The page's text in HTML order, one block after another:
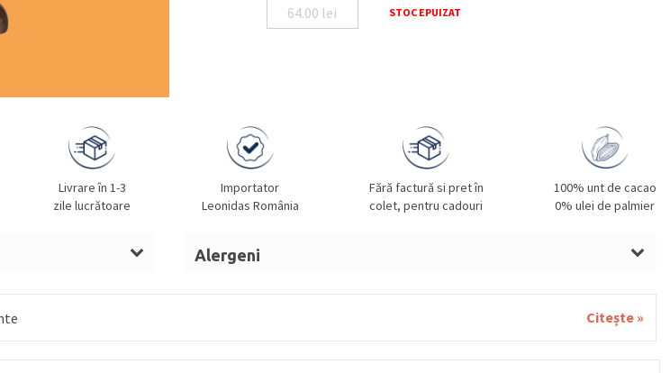
64.00 lei STOC EPUIZAT
Livrare în 1-3
zile lucrătoare
Importator
Leonidas România
Fără factură si pret în
colet, pentru cadouri
100% unt de cacao
0% ulei de palmier
Alergeni
Citește »